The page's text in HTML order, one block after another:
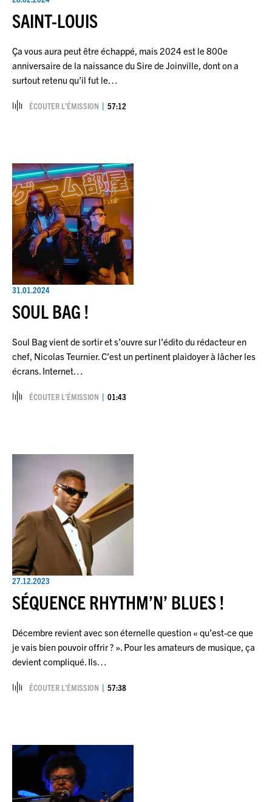
SAINT-LOUIS
Ça vous aura peut être échappé, mais 2024 est le 800e
anniversaire de la naissance du Sire de Joinville, dont on a
surtout retenu qu’il fut le…
ÉCOUTER L’ÉMISSION 57:12
31.01.2024
SOUL BAG !
Soul Bag vient de sortir et s’ouvre sur l’édito du rédacteur en
chef, Nicolas Teurnier. C’est un pertinent plaidoyer à lâcher les
écrans. Internet…
ÉCOUTER L’ÉMISSION 01:43
27.12.2023
SÉQUENCE RHYTHM’N’ BLUES !
Décembre revient avec son éternelle question « qu’est-ce que
je vais bien pouvoir offrir ? ». Pour les amateurs de musique, ça
devient compliqué. Ils…
ÉCOUTER L’ÉMISSION 57:38